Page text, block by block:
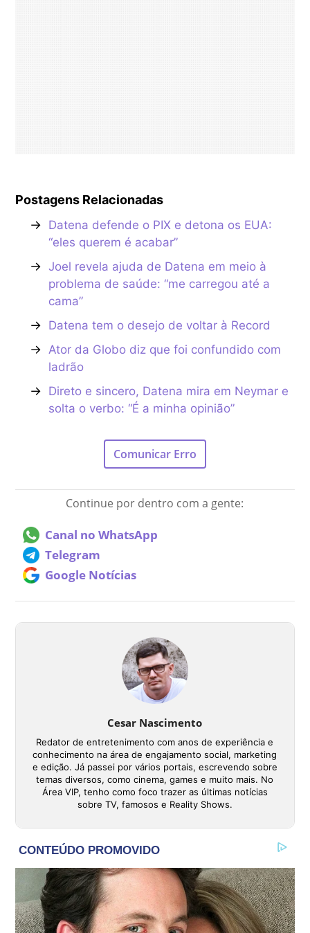
Postagens Relacionadas
→ Datena defende o PIX e detona os EUA:
“eles querem é acabar”
→ Joel revela ajuda de Datena em meio à
problema de saúde: “me carregou até a
cama”
→ Datena tem o desejo de voltar à Record
→ Ator da Globo diz que foi confundido com
ladrão
→ Direto e sincero, Datena mira em Neymar e
solta o verbo: “É a minha opinião”
Comunicar Erro
Continue por dentro com a gente:
Canal no WhatsApp
Telegram
Google Notícias
Cesar Nascimento
Redator de entretenimento com anos de experiência e
conhecimento na área de engajamento social, marketing
e edição. Já passei por vários portais, escrevendo sobre
temas diversos, como cinema, games e muito mais. No
Área VIP, tenho como foco trazer as últimas notícias
sobre TV, famosos e Reality Shows.